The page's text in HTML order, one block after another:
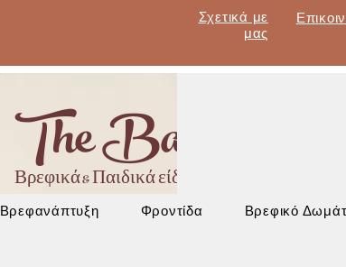
Σχετικά με
μας
The Baby Land
Βρεφικά & Παιδικά είδη - Έπιπλα -
Βρεφανάπτυξη Φροντίδα Βρεφικό